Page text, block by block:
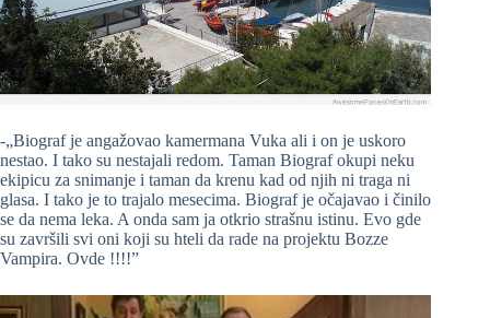
-„Biograf je angažovao kamermana Vuka ali i on je uskoro
nestao. I tako su nestajali redom. Taman Biograf okupi neku
ekipicu za snimanje i taman da krenu kad od njih ni traga ni
glasa. I tako je to trajalo mesecima. Biograf je očajavao i činilo
se da nema leka. A onda sam ja otkrio strašnu istinu. Evo gde
su završili svi oni koji su hteli da rade na projektu Bozze
Vampira. Ovde !!!!”